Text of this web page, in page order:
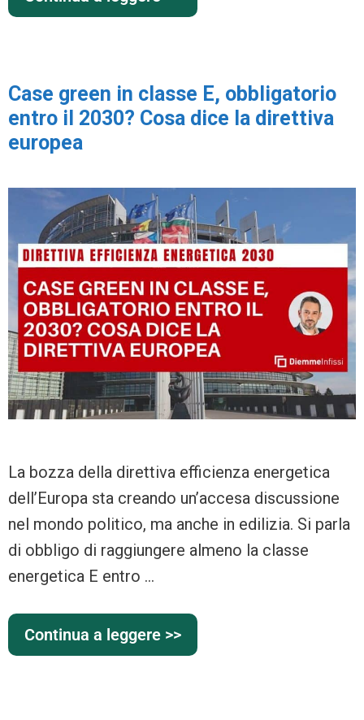
Case green in classe E, obbligatorio
entro il 2030? Cosa dice la direttiva
europea
La bozza della direttiva efficienza energetica
dell’Europa sta creando un’accesa discussione
nel mondo politico, ma anche in edilizia. Si parla
di obbligo di raggiungere almeno la classe
energetica E entro …
Continua a leggere >>